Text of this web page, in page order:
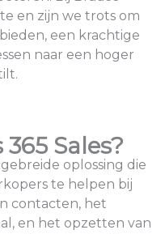
en zijn we trots om
een krachtige
naar een hoger
Sales?
oplossing die
te helpen bij
contacten, het
en het opzetten van